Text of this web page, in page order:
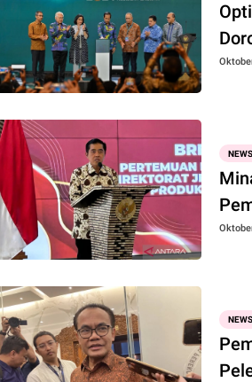
NEWS
NEWS